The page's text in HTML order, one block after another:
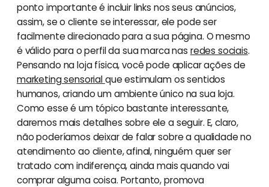
ponto importante é incluir links nos seus anúncios,
assim, se o cliente se interessar, ele pode ser
facilmente direcionado para a sua página. O mesmo
é válido para o perfil da sua marca nas redes sociais.
Pensando na loja física, você pode aplicar ações de
marketing sensorialque estimulam os sentidos
humanos, criando um ambiente único na sua loja.
Como esse é um tópico bastante interessante,
daremos mais detalhes sobre ele a seguir. E, claro,
não poderíamos deixar de falar sobre a qualidade no
atendimento ao cliente, afinal, ninguém quer ser
tratado com indiferença, ainda mais quando vai
comprar alguma coisa. Portanto, promova